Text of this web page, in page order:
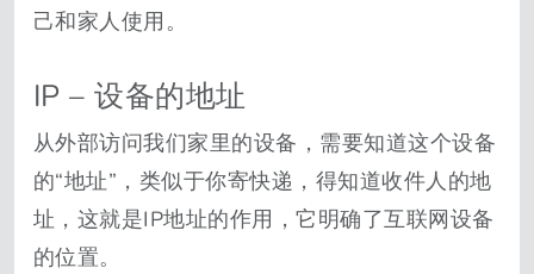
己和家人使用。
IP – 设备的地址
从外部访问我们家里的设备，需要知道这个设备
的“地址”，类似于你寄快递，得知道收件人的地
址，这就是IP地址的作用，它明确了互联网设备
的位置。